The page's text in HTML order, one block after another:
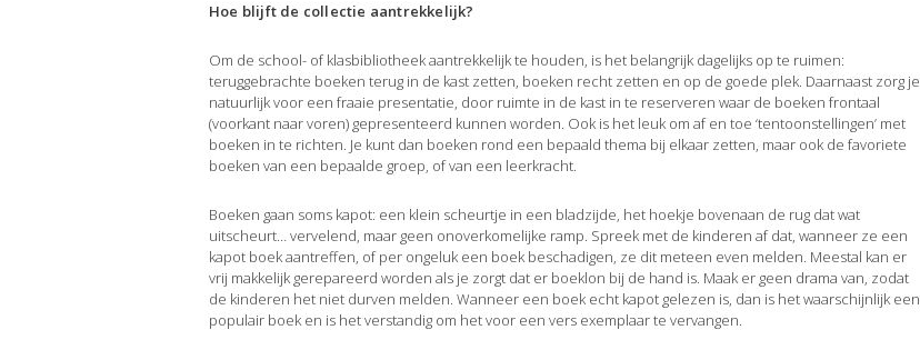
Hoe blijft de collectie aantrekkelijk?
Om de school- of klasbibliotheek aantrekkelijk te houden, is het belangrijk dagelijks op te ruimen:
teruggebrachte boeken terug in de kast zetten, boeken recht zetten en op de goede plek. Daarnaast zorg je
natuurlijk voor een fraaie presentatie, door ruimte in de kast in te reserveren waar de boeken frontaal
(voorkant naar voren) gepresenteerd kunnen worden. Ook is het leuk om af en toe ‘tentoonstellingen’ met
boeken in te richten. Je kunt dan boeken rond een bepaald thema bij elkaar zetten, maar ook de favoriete
boeken van een bepaalde groep, of van een leerkracht.
Boeken gaan soms kapot: een klein scheurtje in een bladzijde, het hoekje bovenaan de rug dat wat
uitscheurt… vervelend, maar geen onoverkomelijke ramp. Spreek met de kinderen af dat, wanneer ze een
kapot boek aantreffen, of per ongeluk een boek beschadigen, ze dit meteen even melden. Meestal kan er
vrij makkelijk gerepareerd worden als je zorgt dat er boeklon bij de hand is. Maak er geen drama van, zodat
de kinderen het niet durven melden. Wanneer een boek echt kapot gelezen is, dan is het waarschijnlijk een
populair boek en is het verstandig om het voor een vers exemplaar te vervangen.